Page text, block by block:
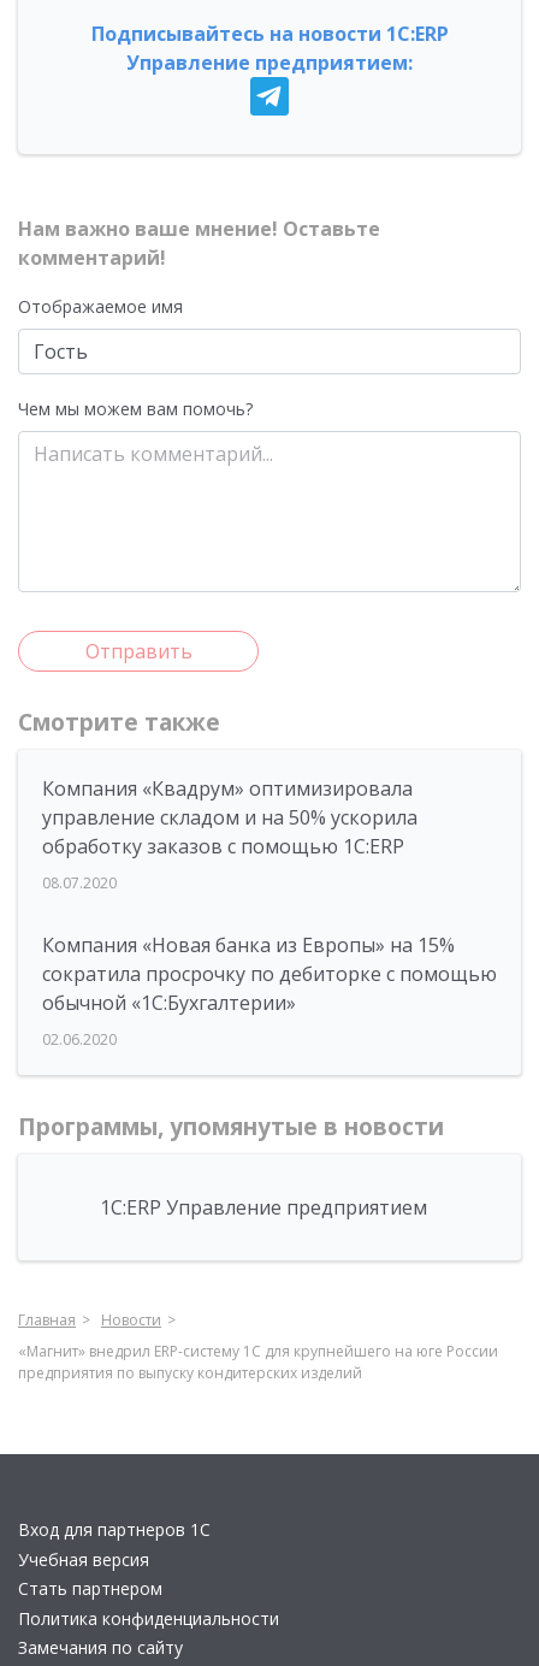
Подписывайтесь на новости 1С:ERP
Управление предприятием:
Нам важно ваше мнение! Оставьте
комментарий!
Отображаемое имя
Чем мы можем вам помочь?
Отправить
Смотрите также
Компания «Квадрум» оптимизировала
управление складом и на 50% ускорила
обработку заказов с помощью 1С:ERP
08.07.2020
Компания «Новая банка из Европы» на 15%
сократила просрочку по дебиторке с помощью
обычной «1С:Бухгалтерии»
02.06.2020
Программы, упомянутые в новости
1С:ERP Управление предприятием
Главная
Новости
«Магнит» внедрил ERP-систему 1С для крупнейшего на юге России
предприятия по выпуску кондитерских изделий
Вход для партнеров 1С
Учебная версия
Стать партнером
Политика конфиденциальности
Замечания по сайту